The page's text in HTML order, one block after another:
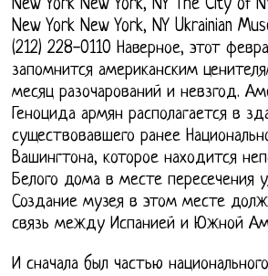
New York New York, NY The City of
New York New York, NY Ukrainian
(212) 228-0110 Наверное, этот
запомнится американским
месяц разочарований и невзгод.
Геноцида армян располагается в
существовавшего ранее
Вашингтона, которое находится
Белого дома в месте пересечения
Создание музея в этом месте
связь между Испанией и Южной
И сначала был частью